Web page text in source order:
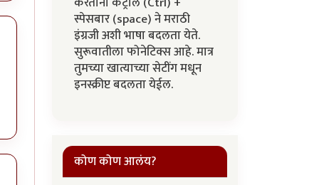
स्पेसबार (space) ने मराठी
इंग्रजी अशी भाषा बदलता येते.
सुरूवातीला फोनेटिक्स आहे. मात्र
तुमच्या खात्याच्या सेटींग मधून
इनस्क्रीप्ट बदलता येईल.
कोण कोण आलंय?